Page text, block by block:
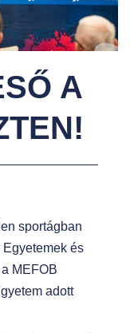
sportágban
és
MEFOB
adott